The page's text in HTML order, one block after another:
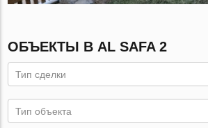
ОБЪЕКТЫ В AL SAFA 2
Тип сделки
Тип объекта